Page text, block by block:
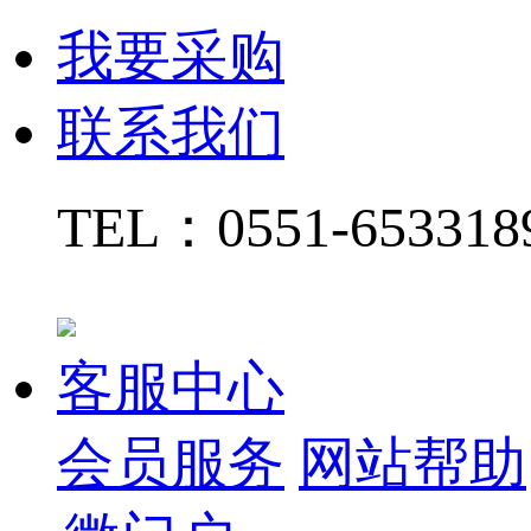
我要采购
联系我们
TEL： 0551-
客服中心
会员服务 网站帮助